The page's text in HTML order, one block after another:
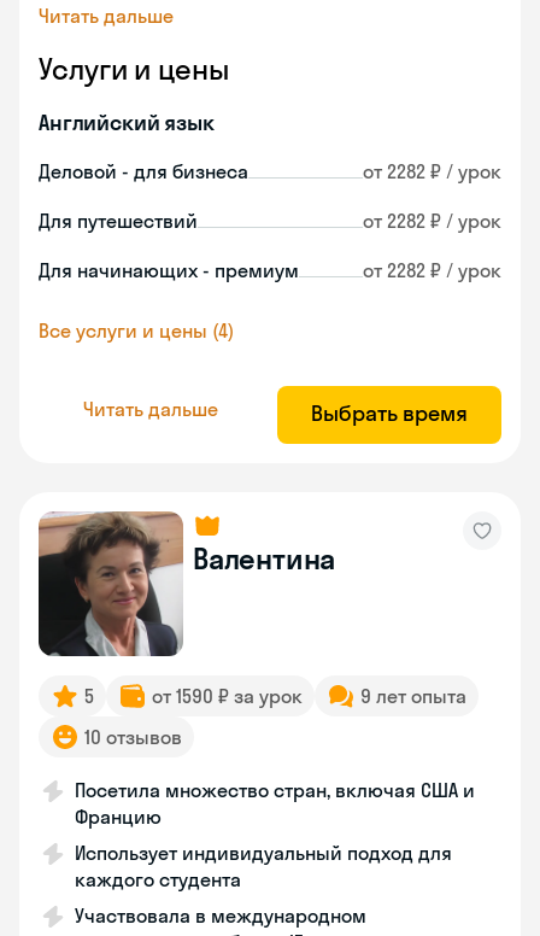
Читать дальше
Услуги и цены
Английский язык
Деловой - для бизнеса от 2282 ₽ / урок
Для путешествий от 2282 ₽ / урок
Для начинающих - премиум от 2282 ₽ / урок
Все услуги и цены (4)
Читать дальше Выбрать время
Валентина
5 от 1590 ₽ за урок
9 лет опыта
10 отзывов
Посетила множество стран, включая США и
Францию
Использует индивидуальный подход для
каждого студента
Участвовала в международном